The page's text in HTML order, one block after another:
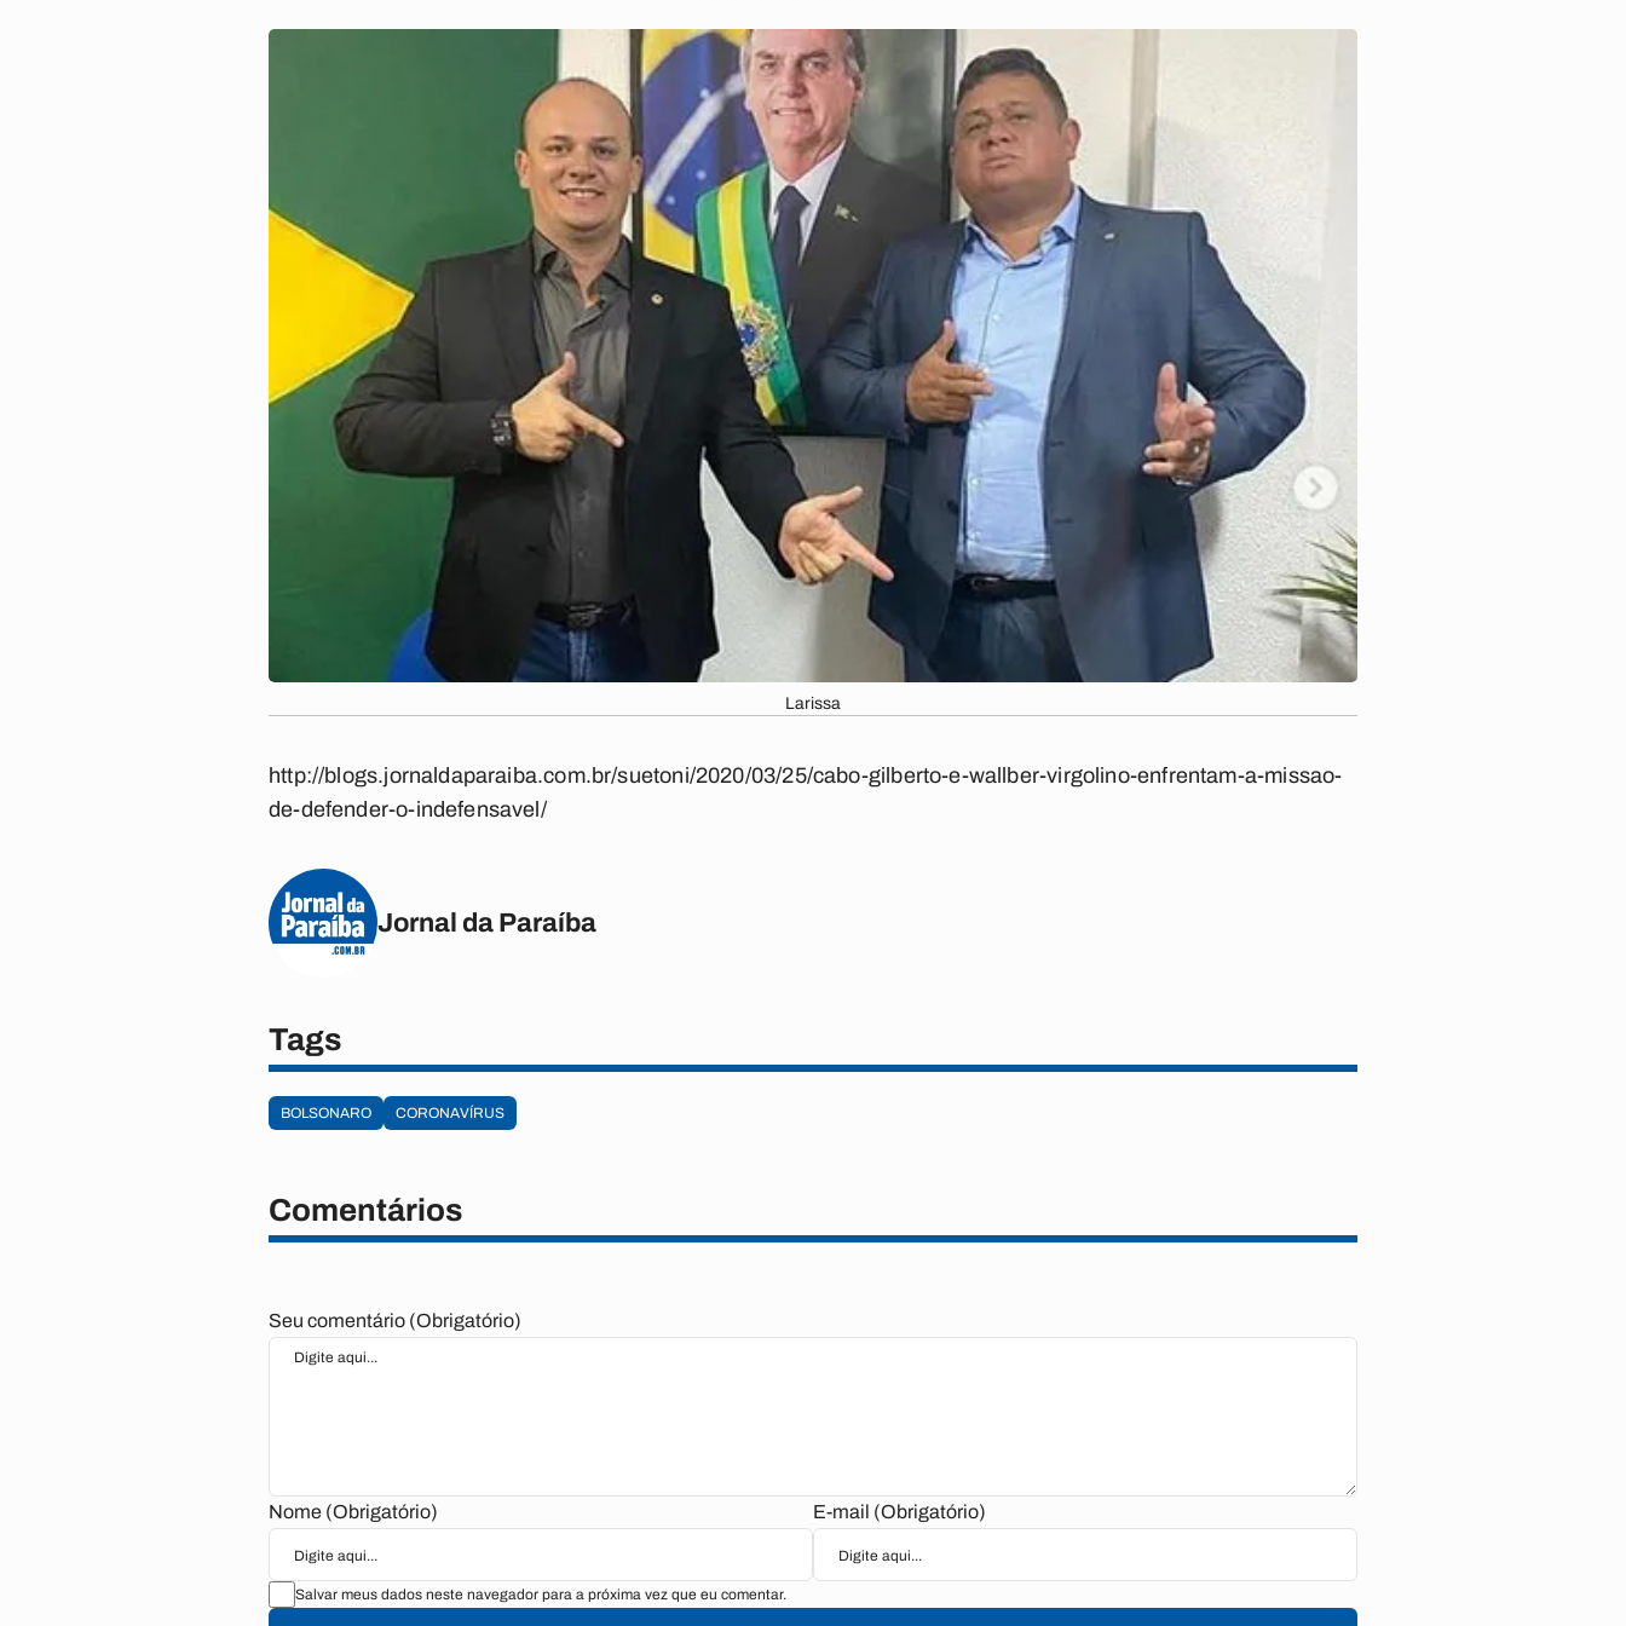
Larissa
http://blogs.jornaldaparaiba.com.br/suetoni/2020/03/25/cabo-gilberto-e-wallber-virgolino-enfrentam-a-missao-
de-defender-o-indefensavel/
Jornal da Paraíba
Tags
BOLSONARO CORONAVÍRUS
Comentários
Seu comentário (Obrigatório)
Nome (Obrigatório) E-mail (Obrigatório)
Salvar meus dados neste navegador para a próxima vez que eu comentar.